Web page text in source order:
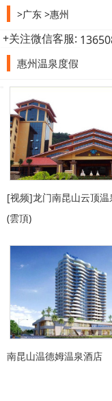
>广东 >惠州
+关注微信客服:
惠州温泉度假
[视频]龙门南昆山云顶温
(雲頂)
南昆山温德姆温泉酒店